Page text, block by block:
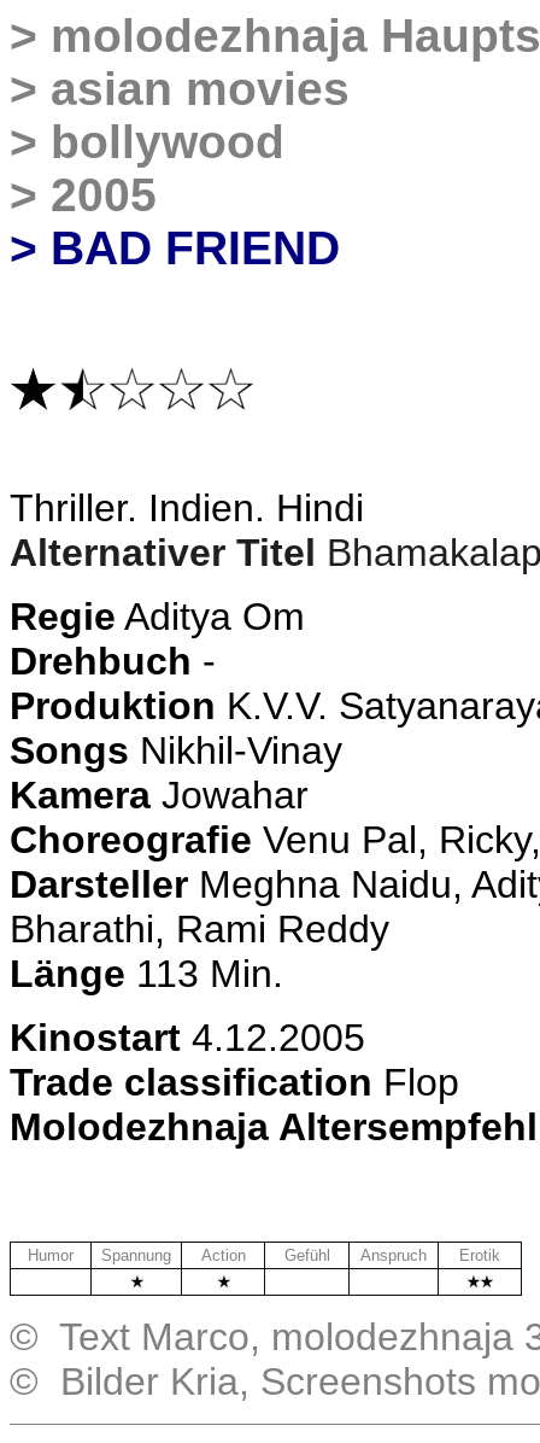
> molodezhnaja
> asian movies
> bollywood
> 2005
> BAD FRIEND
Thriller. Indien. Hindi
Alternativer Titel
Regie Aditya Om
Drehbuch -
Produktion K.V.V.
Songs Nikhil-Vinay
Kamera Jowahar
Choreografie Venu Pal,
Darsteller Meghna Naidu,
Bharathi, Rami Reddy
Länge 113 Min.
Kinostart 4.12.2005
Trade classification Flop
Molodezhnaja
Humor Spannung Action Gefühl Anspruch
Erotik
© Text Marco, molodezhnaja
© Bilder Kria, Screenshots